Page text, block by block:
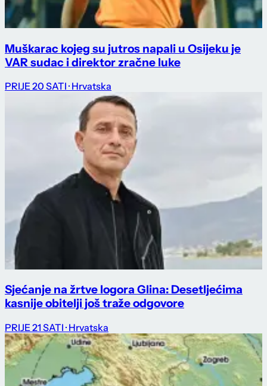
Muškarac kojeg su jutros napali u Osijeku je
VAR sudac i direktor zračne luke
PRIJE 20 SATI · Hrvatska
Sjećanje na žrtve logora Glina: Desetljećima
kasnije obitelji još traže odgovore
PRIJE 21 SATI · Hrvatska